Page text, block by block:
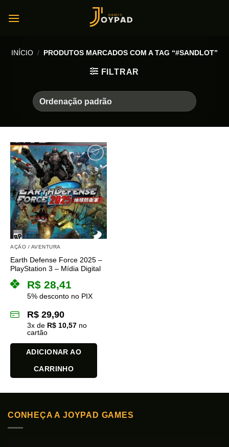
INÍCIO / PRODUTOS MARCADOS COM A TAG “#SANDLOT”
FILTRAR
AÇÃO / AVENTURA
Earth Defense Force 2025 –
PlayStation 3 – Mídia Digital
R$ 28,41
5% desconto no PIX
R$ 29,90
3x de R$ 10,57 no
cartão
ADICIONAR AO
CARRINHO
CONHEÇA A JOYPAD GAMES